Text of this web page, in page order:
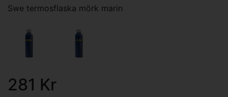
Swe termosflaska mörk marin
281 Kr